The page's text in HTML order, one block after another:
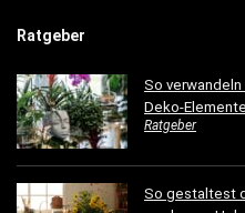
Ratgeber
So
Deko-Elemente
Ratgeber
So gestaltest